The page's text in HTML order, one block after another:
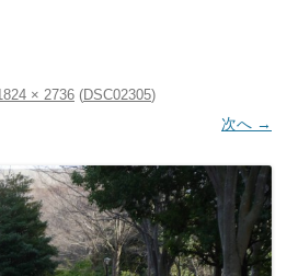
× 2736 (DSC02305)
次へ →